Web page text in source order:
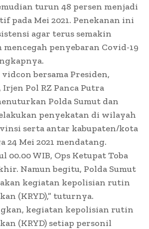
turun 48 persen menjadi
pada Mei 2021. Penekanan ini
agar terus semakin
penyebaran Covid-19
bersama Presiden,
Irjen Pol RZ Panca Putra
Polda Sumut dan
penyekatan di wilayah
serta antar kabupaten/kota
24 Mei 2021 mendatang.
00.00 WIB, Ops Ketupat Toba
Namun begitu, Polda Sumut
kegiatan kepolisian rutin
(KRYD),” tuturnya.
kegiatan kepolisian rutin
(KRYD) setiap personil